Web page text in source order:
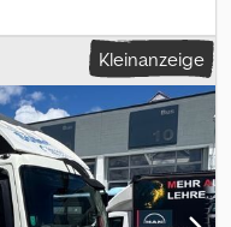
(TÜV):
Euro5, Anzahl
ABS, Klimaanlage,
Plane +
149.181 * Pritsche
2,43 m * Pritsche
kg - Gesmatgewicht:
mm * Alle Angaben
und Zwischenverkauf
Kleinanzeige